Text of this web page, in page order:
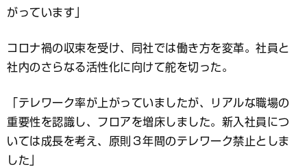
がっています」
コロナ禍の収束を受け、同社では働き方を変革。社員と
社内のさらなる活性化に向けて舵を切った。
「テレワーク率が上がっていましたが、リアルな職場の
重要性を認識し、フロアを増床しました。新入社員につ
いては成長を考え、原則３年間のテレワーク禁止としま
した」